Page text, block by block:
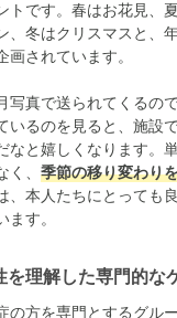
トです。春はお花見、夏
、冬はクリスマスと、
されています。
写真で送られてくるの
いるのを見ると、施設
なと嬉しくなります。
、 季節の移り変わり
、本人たちにとっても
す。
を理解した専門的な
の方を専門とするグル